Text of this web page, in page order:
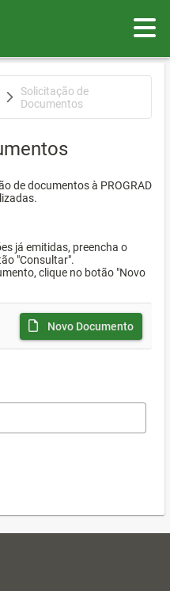
Solicitação de
Documentos
de documentos à PROGRAD
já emitidas, preencha o
"Consultar".
clique no botão "Novo
Novo Documento